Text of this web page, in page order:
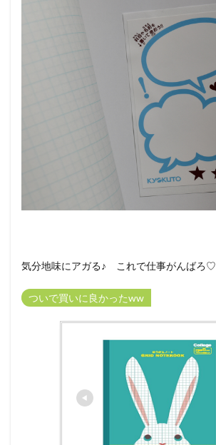
気分地味にアガる♪ これで仕事がんばろ♡
ついで買いに良かったww